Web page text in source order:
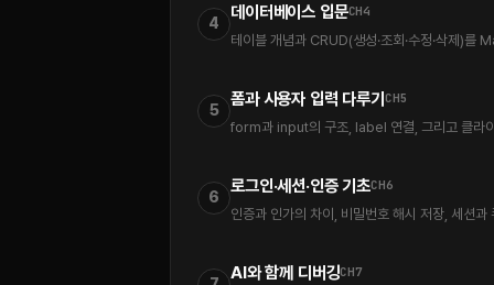
4
데이터베이스 입문CH4
테이블 개념과 CRUD(생성·조회·수정·삭제)를
5
폼과 사용자 입력 다루기CH5
form과 input의 구조, label 연결, 그리고 클라
6
로그인·세션·인증 기초CH6
인증과 인가의 차이, 비밀번호 해시 저장, 세션
AI와 함께 디버깅CH7